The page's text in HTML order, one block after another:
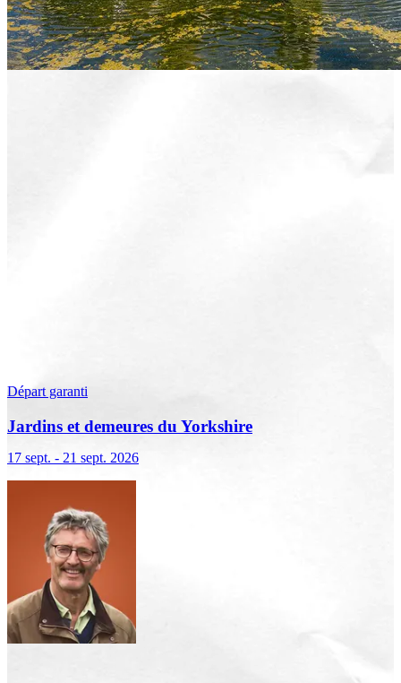
Départ garanti
Jardins et demeures du Yorkshire
17 sept. - 21 sept. 2026